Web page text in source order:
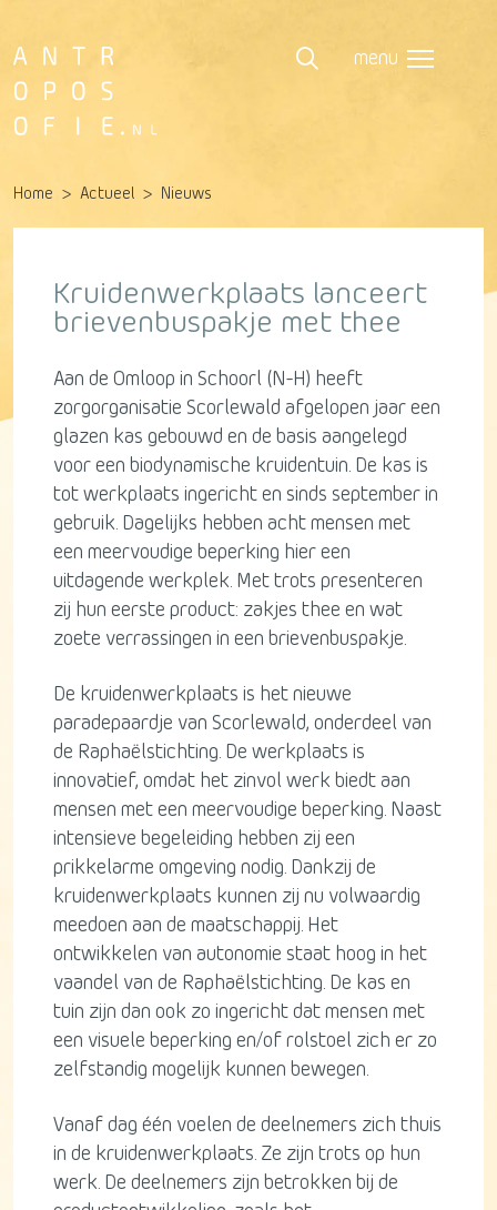
menu
Home Actueel Nieuws
Kruidenwerkplaats lanceert
brievenbuspakje met thee
Aan de Omloop in Schoorl (N-H) heeft
zorgorganisatie Scorlewald afgelopen jaar een
glazen kas gebouwd en de basis aangelegd
voor een biodynamische kruidentuin. De kas is
tot werkplaats ingericht en sinds september in
gebruik. Dagelijks hebben acht mensen met
een meervoudige beperking hier een
uitdagende werkplek. Met trots presenteren
zij hun eerste product: zakjes thee en wat
zoete verrassingen in een brievenbuspakje.
De kruidenwerkplaats is het nieuwe
paradepaardje van Scorlewald, onderdeel van
de Raphaëlstichting. De werkplaats is
innovatief, omdat het zinvol werk biedt aan
mensen met een meervoudige beperking. Naast
intensieve begeleiding hebben zij een
prikkelarme omgeving nodig. Dankzij de
kruidenwerkplaats kunnen zij nu volwaardig
meedoen aan de maatschappij. Het
ontwikkelen van autonomie staat hoog in het
vaandel van de Raphaëlstichting. De kas en
tuin zijn dan ook zo ingericht dat mensen met
een visuele beperking en/of rolstoel zich er zo
zelfstandig mogelijk kunnen bewegen.
Vanaf dag één voelen de deelnemers zich thuis
in de kruidenwerkplaats. Ze zijn trots op hun
werk. De deelnemers zijn betrokken bij de